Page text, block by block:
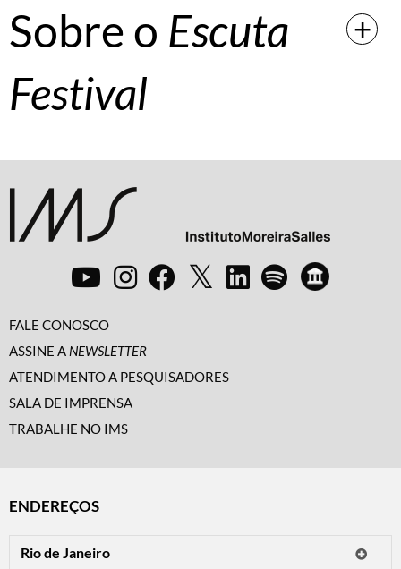
Sobre o Escuta
Festival
FALE CONOSCO
ASSINE A NEWSLETTER
ATENDIMENTO A PESQUISADORES
SALA DE IMPRENSA
TRABALHE NO IMS
ENDEREÇOS
Rio de Janeiro